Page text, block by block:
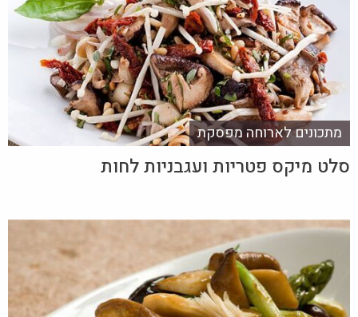
מתכונים לארוחה מפסקת
סלט מיקס פטריות ועגבניות לחות